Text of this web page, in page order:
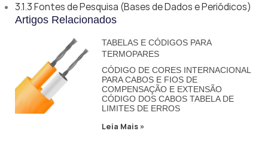
3.1.3 Fontes de Pesquisa (Bases de Dados e Periódicos)
Artigos Relacionados
TABELAS E CÓDIGOS PARA
TERMOPARES
CÓDIGO DE CORES INTERNACIONAL
PARA CABOS E FIOS DE
COMPENSAÇÃO E EXTENSÃO
CÓDIGO DOS CABOS TABELA DE
LIMITES DE ERROS
Leia Mais »